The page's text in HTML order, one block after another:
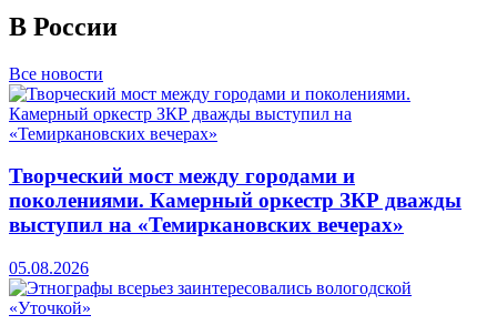
В России
Все новости
Творческий мост между городами и
поколениями. Камерный оркестр ЗКР дважды
выступил на «Темиркановских вечерах»
05.08.2026